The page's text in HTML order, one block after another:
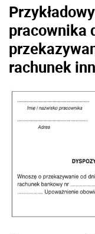
pracownika
rachunek